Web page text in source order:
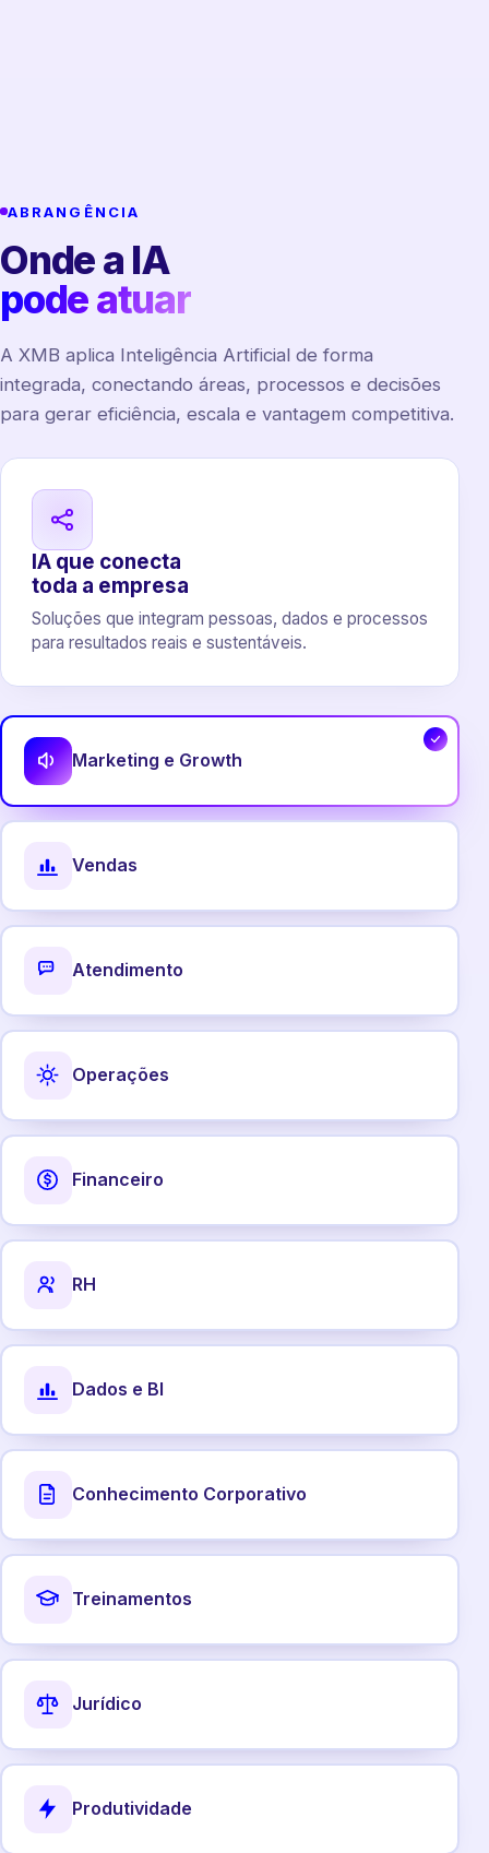
ABRANGÊNCIA
Onde a IA
pode atuar
A XMB aplica Inteligência Artificial de forma
integrada, conectando áreas, processos e decisões
para gerar eficiência, escala e vantagem competitiva.
IA que conecta
toda a empresa
Soluções que integram pessoas, dados e processos
para resultados reais e sustentáveis.
Marketing e Growth
Vendas
Atendimento
Operações
Financeiro
RH
Dados e BI
Conhecimento Corporativo
Treinamentos
Jurídico
Produtividade